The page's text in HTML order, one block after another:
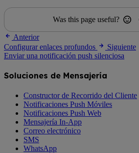
Was this page useful?
Anterior
Configurar enlaces profundos
Siguiente
Enviar una notificación push silenciosa
Soluciones de Mensajería
Constructor de Recorrido del Cliente
Notificaciones Push Móviles
Notificaciones Push Web
Mensajería In-App
Correo electrónico
SMS
WhatsApp